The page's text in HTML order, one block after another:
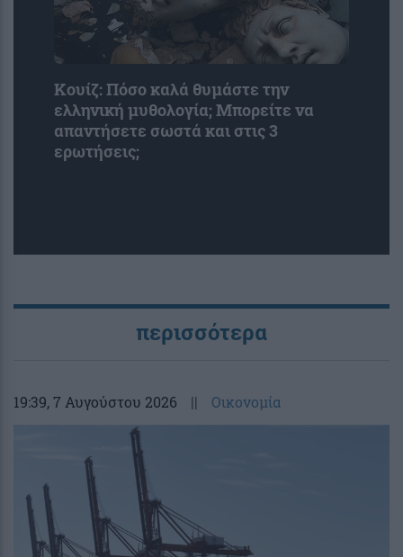
Κουίζ: Πόσο καλά θυμάστε την
ελληνική μυθολογία; Μπορείτε να
απαντήσετε σωστά και στις 3
ερωτήσεις;
περισσότερα
19:39, 7 Αυγούστου 2026 || Οικονομία